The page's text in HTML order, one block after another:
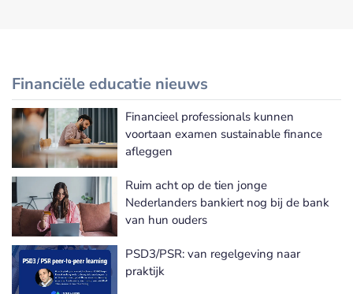
Financiële educatie nieuws
Meer Financiële educatie nieuws
Financieel professionals kunnen
voortaan examen sustainable finance
afleggen
Ruim acht op de tien jonge
Nederlanders bankiert nog bij de bank
van hun ouders
PSD3/PSR: van regelgeving naar
praktijk